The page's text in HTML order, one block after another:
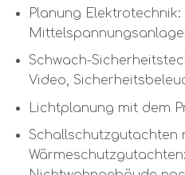
Planung Elektrotechnik:
Schwach-
Video,
Lichtplanung mit dem
Schallschutzgutachten